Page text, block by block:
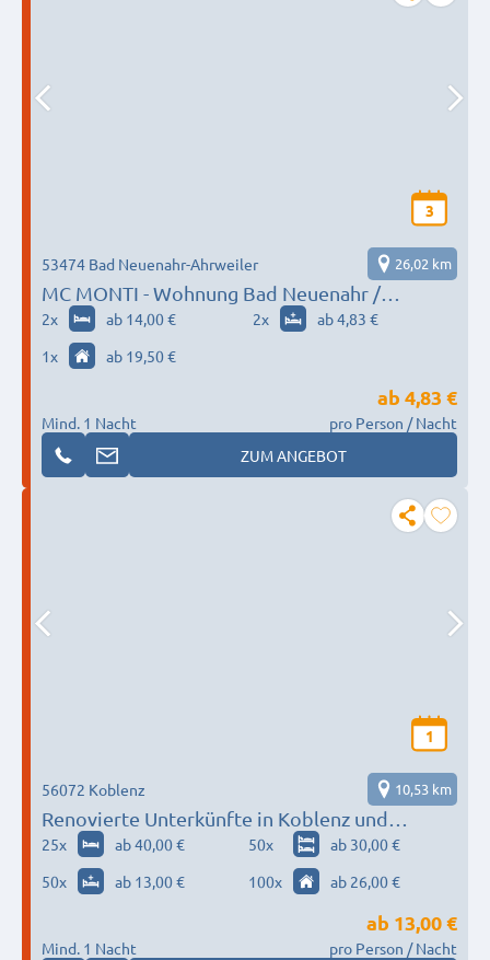
3
MC MONTI - Wohnung Bad Neuenahr /
historischer Bahnhof
53474 Bad Neuenahr-Ahrweiler 26,02 km
2x ab 14,00 € 2x
ab 4,83 €
1x ab 19,50 €
Mind. 1 Nacht
ab 4,83 €
pro Person / Nacht
ZUM ANGEBOT
1
Renovierte Unterkünfte in Koblenz und
Umgebung
56072 Koblenz 10,53 km
25x ab 40,00 € 50x
ab 30,00 €
50x ab 13,00 € 100x ab 26,00 €
Mind. 1 Nacht
ab 13,00 €
pro Person / Nacht